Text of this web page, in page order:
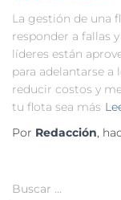
La gestión de una
responder a fallas
líderes están
para adelantarse a
reducir costos y
tu flota sea más
Por Redacción,
Buscar …